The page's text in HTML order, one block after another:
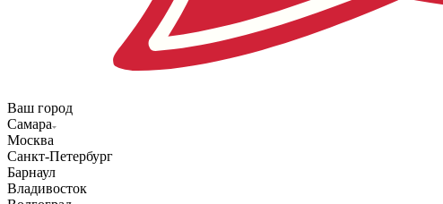
Ваш город
Самара
Москва
Санкт-Петербург
Барнаул
Владивосток